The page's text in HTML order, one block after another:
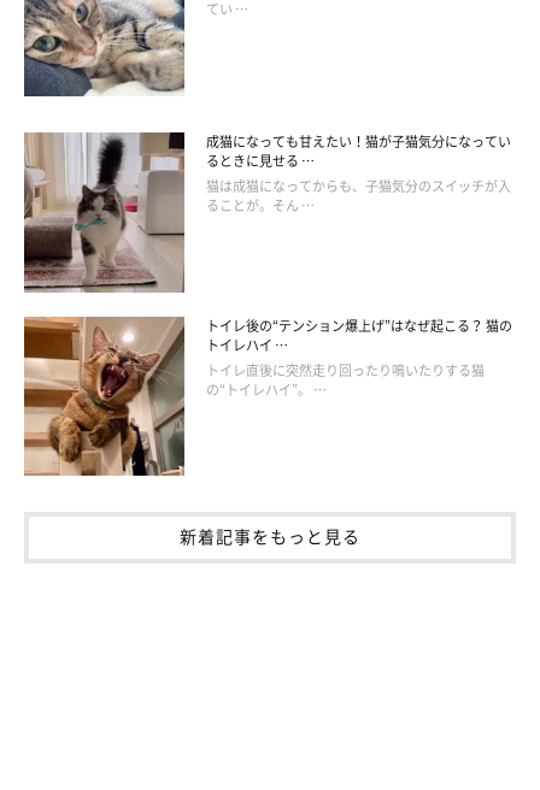
――もし、涙やけができたときは、どのようなケアをすればいい
でしょうか。
「まず、目の病気の場合は原因を治療することです。体の構造で
涙やけしてしまう猫は、湿らせたガーゼやコットンなどで優しく
拭き取り、こまめに清潔にしてあげてください。涙やけ用の洗浄
液もありますので、動物病院で処方してもらうのもいいと思いま
す」
――目の病気に起因する涙やけと、体の構造で涙が出る場合では
根本的な解決法が違うのですね。いずれの理由にしても、涙やけ
ができている間は目の周りの清潔を保ってあげる必要がありそう
です。
愛猫の目の周りに変色がある場合は、涙やけかも知れません。目
の周辺の色が変わったと思う場合は、一度かかりつけの獣医師さ
てい …
成猫になっても甘えたい！猫が子猫気分になってい
るときに見せる …
猫は成猫になってからも、子猫気分のスイッチが入
ることが。そん …
トイレ後の“テンション爆上げ”はなぜ起こる？ 猫の
トイレハイ …
トイレ直後に突然走り回ったり鳴いたりする猫
の“トイレハイ”。 …
新着記事をもっと見る